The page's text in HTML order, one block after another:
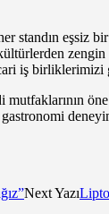
standın eşsiz
iş
Next Yazı